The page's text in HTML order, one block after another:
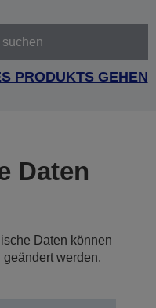
PRODUKTS GEHEN
Daten
Daten können
werden.